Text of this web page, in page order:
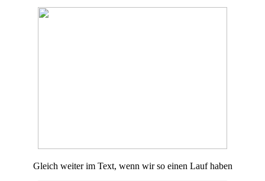
Gleich weiter im Text, wenn wir so einen Lauf haben